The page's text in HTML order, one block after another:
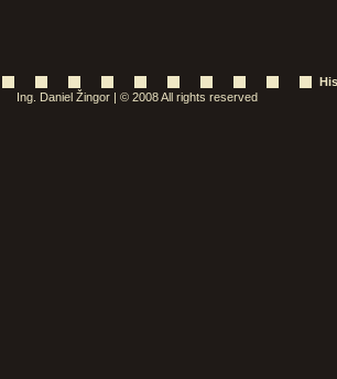
Ing. Daniel Žingor | © 2008 All rights reserved